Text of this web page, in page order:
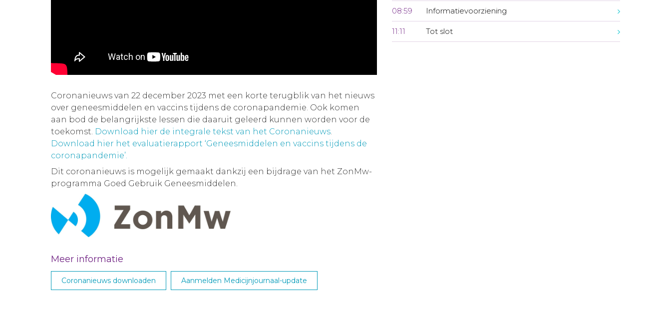
08:59 Informatievoorziening
11:11 Tot slot
Coronanieuws van 22 december 2023 met een korte terugblik van het nieuws
over geneesmiddelen en vaccins tijdens de coronapandemie. Ook komen
aan bod de belangrijkste lessen die daaruit geleerd kunnen worden voor de
toekomst. Download hier de integrale tekst van het Coronanieuws.
Download hier het evaluatierapport ‘Geneesmiddelen en vaccins tijdens de
coronapandemie’.
Dit coronanieuws is mogelijk gemaakt dankzij een bijdrage van het ZonMw-
programma Goed Gebruik Geneesmiddelen.
Meer informatie
Coronanieuws downloaden Aanmelden Medicijnjournaal-update